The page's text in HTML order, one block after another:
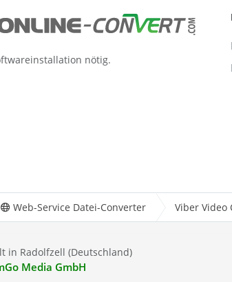
nötig.
Web-Service Datei-Converter Viber Video
in Radolfzell (Deutschland)
Media GmbH